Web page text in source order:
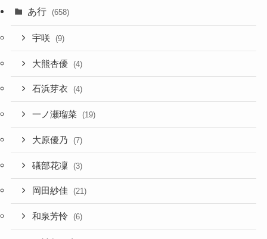
あ行 (658)
宇咲 (9)
大熊杏優 (4)
石浜芽衣 (4)
一ノ瀬瑠菜 (19)
大原優乃 (7)
礒部花凜 (3)
岡田紗佳 (21)
和泉芳怜 (6)